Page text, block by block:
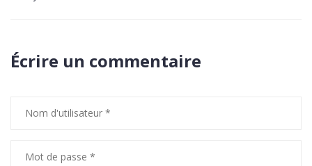
Écrire un commentaire